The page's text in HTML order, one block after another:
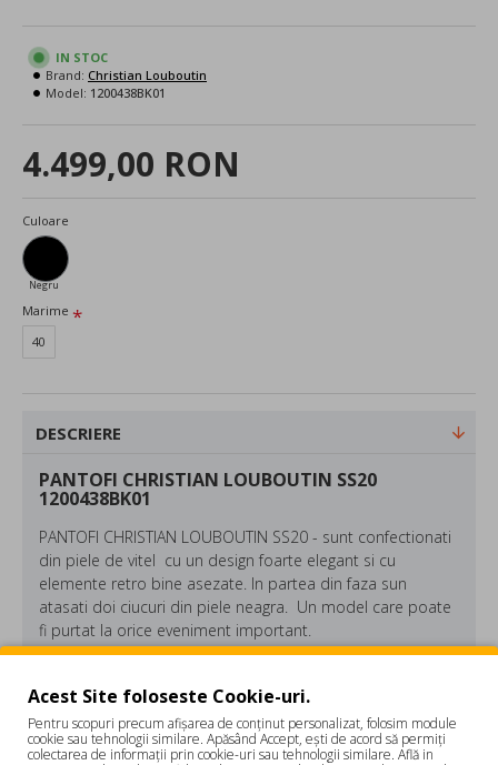
4.499,00 RON
IN STOC
Brand: Christian Louboutin
Model: 1200438BK01
Culoare
Negru
Marime
40
DESCRIERE
PANTOFI CHRISTIAN LOUBOUTIN SS20
1200438BK01
PANTOFI CHRISTIAN LOUBOUTIN SS20 - sunt confectionati
din piele de vitel cu un design foarte elegant si cu
elemente retro bine asezate. In partea din faza sun
atasati doi ciucuri din piele neagra. Un model care poate
fi purtat la orice eveniment important.
Compozitie: Piele si piele de vitel 100%
Culoare: Negru
REVIEW-URI
Acest Site foloseste Cookie-uri.
Pentru scopuri precum afișarea de conținut personalizat, folosim module
cookie sau tehnologii similare. Apăsând Accept, ești de acord să permiți
colectarea de informații prin cookie-uri sau tehnologii similare. Află in